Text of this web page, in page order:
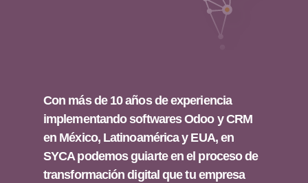
Con más de 10 años de experiencia
implementando softwares Odoo y CRM
en México, Latinoamérica y EUA, en
SYCA podemos guiarte en el proceso de
transformación digital que tu empresa